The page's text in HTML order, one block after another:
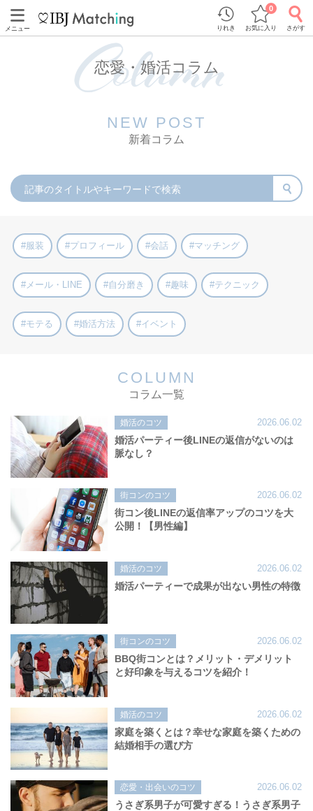
メニュー りれき お気に入り
0
さがす
恋愛・婚活コラム
NEW POST
新着コラム
#服装 #プロフィール #会話 #マッチング
#メール・LINE #自分磨き #趣味 #テクニック
#モテる #婚活方法 #イベント
COLUMN
コラム一覧
婚活のコツ 2026.06.02
婚活パーティー後LINEの返信がないのは
脈なし？
街コンのコツ 2026.06.02
街コン後LINEの返信率アップのコツを大
公開！【男性編】
婚活のコツ 2026.06.02
婚活パーティーで成果が出ない男性の特徴
街コンのコツ 2026.06.02
BBQ街コンとは？メリット・デメリット
と好印象を与えるコツを紹介！
婚活のコツ 2026.06.02
家庭を築くとは？幸せな家庭を築くための
結婚相手の選び方
恋愛・出会いのコツ 2026.06.02
うさぎ系男子が可愛すぎる！うさぎ系男子